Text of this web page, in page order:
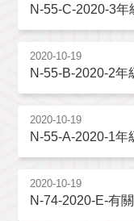
N-55-C-2020-3年
2020-10-19
N-55-B-2020-2年
2020-10-19
N-55-A-2020-1年
2020-10-19
N-74-2020-E-有